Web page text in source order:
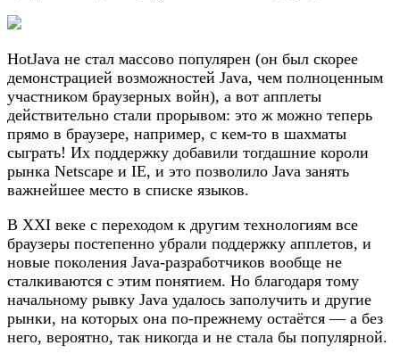
HotJava не стал массово популярен (он был скорее
демонстрацией возможностей Java, чем полноценным
участником браузерных войн), а вот апплеты
действительно стали прорывом: это ж можно теперь
прямо в браузере, например, с кем-то в шахматы
сыграть! Их поддержку добавили тогдашние короли
рынка Netscape и IE, и это позволило Java занять
важнейшее место в списке языков.
В XXI веке с переходом к другим технологиям все
браузеры постепенно убрали поддержку апплетов, и
новые поколения Java-разработчиков вообще не
сталкиваются с этим понятием. Но благодаря тому
начальному рывку Java удалось заполучить и другие
рынки, на которых она по-прежнему остаётся — а без
него, вероятно, так никогда и не стала бы популярной.